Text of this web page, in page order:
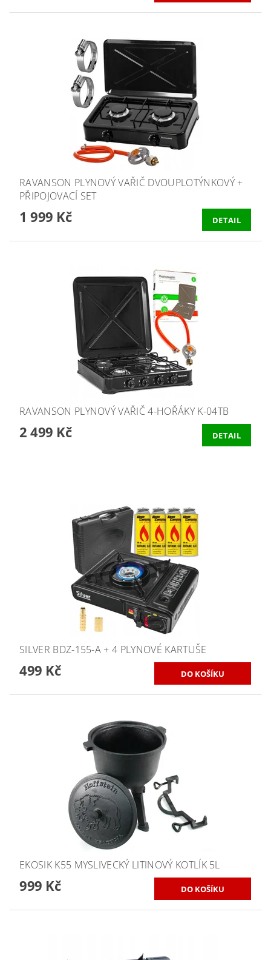
RAVANSON PLYNOVÝ VAŘIČ DVOUPLOTÝNKOVÝ +
PŘIPOJOVACÍ SET
1 999 Kč DETAIL
RAVANSON PLYNOVÝ VAŘIČ 4-HOŘÁKY K-04TB
2 499 Kč DETAIL
SILVER BDZ-155-A + 4 PLYNOVÉ KARTUŠE
499 Kč
EKOSIK K55 MYSLIVECKÝ LITINOVÝ KOTLÍK 5L
999 Kč